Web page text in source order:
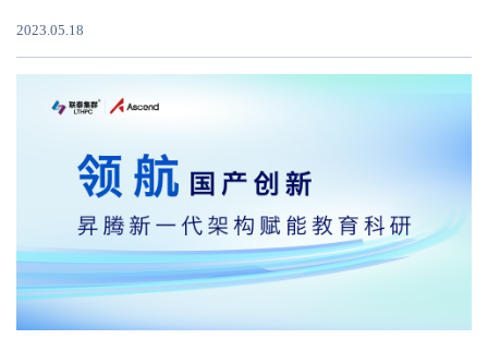
2023.05.18